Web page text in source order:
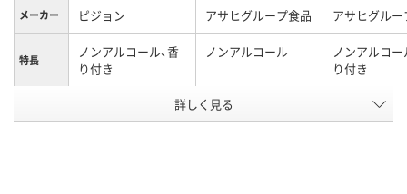
メーカー ピジョン アサヒグループ食品 アサヒグル
特長
ノンアルコール、香
り付き
ノンアルコール
ノンアルコー
り付き
55
詳しく見る